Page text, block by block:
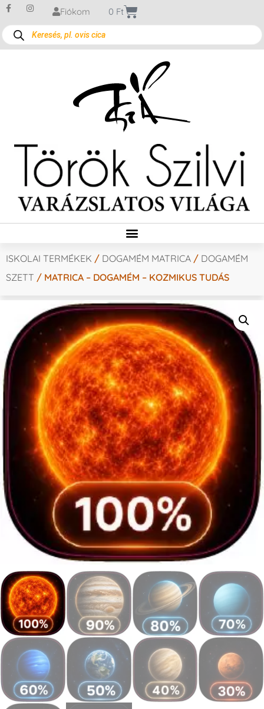
Fiókom 0 Ft
ISKOLAI TERMÉKEK / DOGAMÉM MATRICA / DOGAMÉM
SZETT / MATRICA – DOGAMÉM – KOZMIKUS TUDÁS